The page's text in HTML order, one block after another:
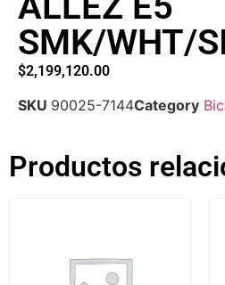
SMK/WHT/
$2,199,120.00
SKU 90025-7144Category
Productos